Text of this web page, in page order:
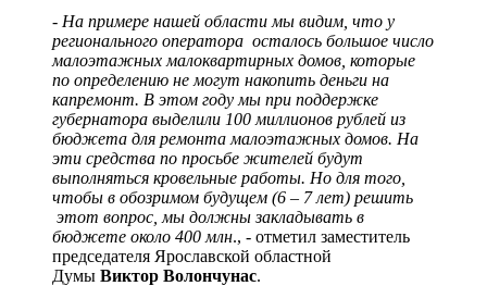
- На примере нашей области мы видим, что у
регионального оператора осталось большое число
малоэтажных малоквартирных домов, которые
по определению не могут накопить деньги на
капремонт. В этом году мы при поддержке
губернатора выделили 100 миллионов рублей из
бюджета для ремонта малоэтажных домов. На
эти средства по просьбе жителей будут
выполняться кровельные работы. Но для того,
чтобы в обозримом будущем (6 – 7 лет) решить
этот вопрос, мы должны закладывать в
бюджете около 400 млн., - отметил заместитель
председателя Ярославской областной
Думы Виктор Волончунас.